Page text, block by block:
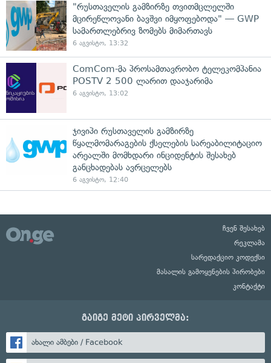
"რუსთაველის გამზირზე თვითმცლელში
მცირეწლოვანი ბავშვი იმყოფებოდა" — GWP
სამართლებრივ ზომებს მიმართავს
6 აგვისტო, 13:32
ComCom-მა პროსამთავრობო ტელეკომპანია
POSTV 2 500 ლარით დააჯარიმა
6 აგვისტო, 13:02
ჯივიპი რუსთაველის გამზირზე
წყალმომარაგების ქსელების სარეაბილიტაციო
არეალში მომხდარი ინციდენტის შესახებ
განცხადებას ავრცელებს
6 აგვისტო, 12:40
ჩვენ შესახებ
რეკლამა
სარედაქციო კოდექსი
მასალის გამოყენების პირობები
კონტაქტი
გაიგე მეტი პირველმა:
ახალი ამბები / Facebook